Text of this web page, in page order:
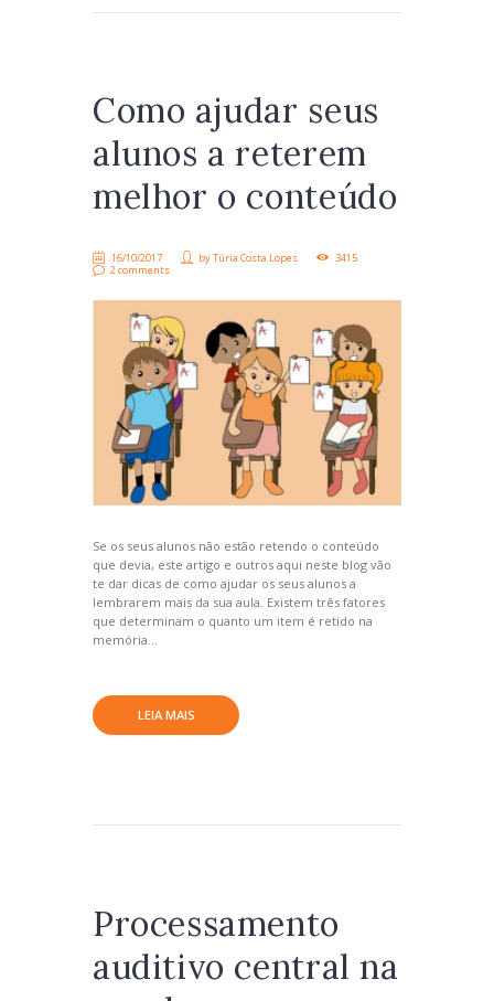
Como ajudar seus
alunos a reterem
melhor o conteúdo
16/10/2017 byTúria Costa Lopes
3415
2 comments
Se os seus alunos não estão retendo o conteúdo
que devia, este artigo e outros aqui neste blog vão
te dar dicas de como ajudar os seus alunos a
lembrarem mais da sua aula. Existem três fatores
que determinam o quanto um item é retido na
memória...
LEIA MAIS
Processamento
auditivo central na